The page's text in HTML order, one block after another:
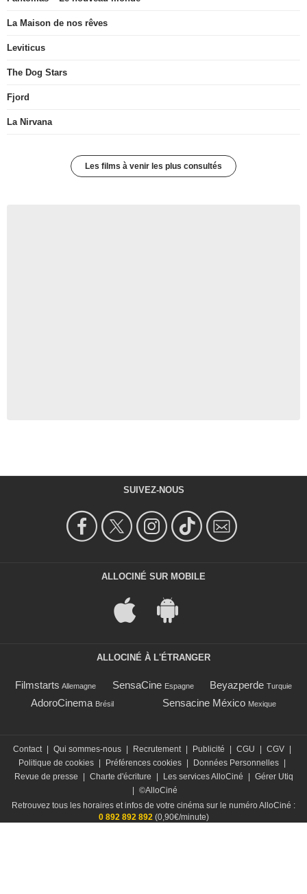
La Maison de nos rêves
Leviticus
The Dog Stars
Fjord
La Nirvana
Les films à venir les plus consultés
SUIVEZ-NOUS
ALLOCINÉ SUR MOBILE
ALLOCINÉ À L'ÉTRANGER
Filmstarts Allemagne SensaCine Espagne Beyazperde Turquie
AdoroCinema Brésil Sensacine México Mexique
Contact | Qui sommes-nous | Recrutement | Publicité | CGU | CGV |
Politique de cookies | Préférences cookies | Données Personnelles |
Revue de presse
| Charte d'écriture | Les services AlloCiné | Gérer Utiq
| ©AlloCiné
Retrouvez tous les horaires et infos de votre cinéma sur le numéro AlloCiné :
0 892 892 892(0,90€/minute)